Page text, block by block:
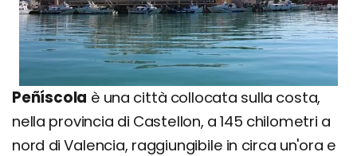
Peñíscola è una città collocata sulla costa,
nella provincia di Castellon, a 145 chilometri a
nord di Valencia, raggiungibile in circa un'ora e